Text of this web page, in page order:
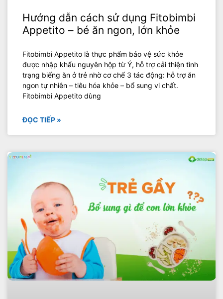
Hướng dẫn cách sử dụng Fitobimbi
Appetito – bé ăn ngon, lớn khỏe
Fitobimbi Appetito là thực phẩm bảo vệ sức khỏe
được nhập khẩu nguyên hộp từ Ý, hỗ trợ cải thiện tình
trạng biếng ăn ở trẻ nhờ cơ chế 3 tác động: hỗ trợ ăn
ngon tự nhiên – tiêu hóa khỏe – bổ sung vi chất.
Fitobimbi Appetito dùng
ĐỌC TIẾP »